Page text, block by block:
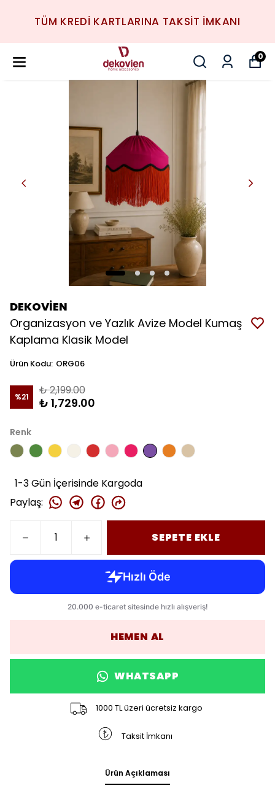
TÜM KREDİ KARTLARINA TAKSİT İMKANI
0
DEKOVİEN
Organizasyon ve Yazlık Avize Model Kumaş
Kaplama Klasik Model
Ürün Kodu: ORG06
%21 ₺ 2,199.00
₺ 1,729.00
Renk
1-3 Gün İçerisinde Kargoda
Paylaş:
SEPETE EKLE
HEMEN AL
WHATSAPP
1000 TL üzeri ücretsiz kargo
Taksit İmkanı
Ürün Açıklaması